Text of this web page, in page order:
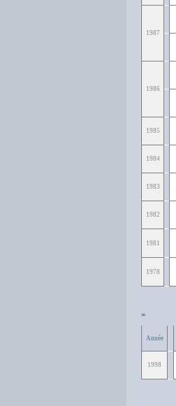
1987
1986
1985
1984
1983
1982
1981
1978
=
Année
1998